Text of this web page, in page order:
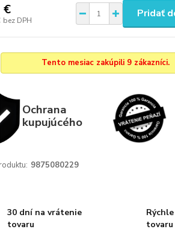
€
bez DPH
Pridať
Tento mesiac zakúpili 9 zákazníci.
Ochrana
kupujúcého
9875080229
30 dní na vrátenie
tovaru
tovaru